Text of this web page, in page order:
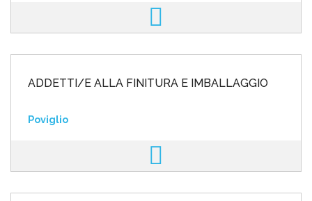
ADDETTI/E ALLA FINITURA E IMBALLAGGIO
Poviglio